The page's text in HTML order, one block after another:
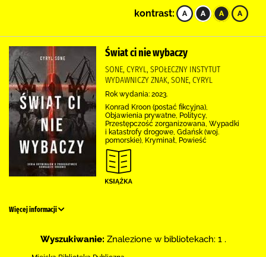
kontrast:
Świat ci nie wybaczy
SONE, CYRYL, SPOŁECZNY INSTYTUT
WYDAWNICZY ZNAK, SONE, CYRYL
Rok wydania: 2023.
Konrad Kroon (postać fikcyjna),
Objawienia prywatne, Politycy,
Przestępczość zorganizowana, Wypadki
i katastrofy drogowe, Gdańsk (woj.
pomorskie), Kryminał, Powieść
Więcej informacji
Wyszukiwanie: Znalezione w bibliotekach: 1 .